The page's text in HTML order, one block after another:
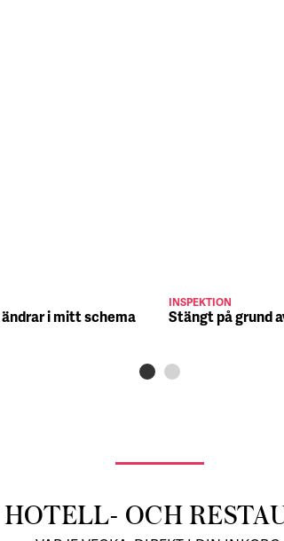
i mitt schema
INSPEKTION
Stängt på grund
OCH